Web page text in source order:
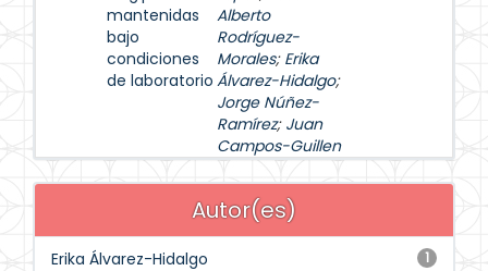
mantenidas
bajo
condiciones
de laboratorio
Alberto
Rodríguez-
Morales; Erika
Álvarez-Hidalgo;
Jorge Núñez-
Ramírez; Juan
Campos-Guillen
Autor(es)
1
Erika Álvarez-Hidalgo